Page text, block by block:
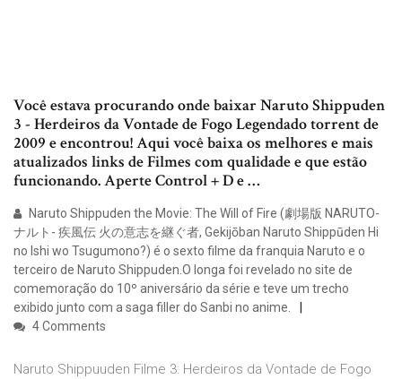
Você estava procurando onde baixar Naruto Shippuden
3 - Herdeiros da Vontade de Fogo Legendado torrent de
2009 e encontrou! Aqui você baixa os melhores e mais
atualizados links de Filmes com qualidade e que estão
funcionando. Aperte Control + D e …
Naruto Shippuden the Movie: The Will of Fire (劇場版 NARUTO-
ナルト- 疾風伝 火の意志を継ぐ者, Gekijōban Naruto Shippūden Hi
no Ishi wo Tsugumono?) é o sexto filme da franquia Naruto e o
terceiro de Naruto Shippuden.O longa foi revelado no site de
comemoração do 10º aniversário da série e teve um trecho
exibido junto com a saga filler do Sanbi no anime.
4 Comments
Naruto Shippuuden Filme 3: Herdeiros da Vontade de Fogo